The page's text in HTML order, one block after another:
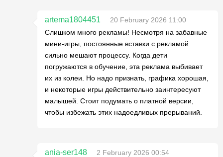
artema1804451
20 February 2026 11:00
Слишком много рекламы! Несмотря на забавные
мини-игры, постоянные вставки с рекламой
сильно мешают процессу. Когда дети
погружаются в обучение, эта реклама выбивает
их из колеи. Но надо признать, графика хорошая,
и некоторые игры действительно заинтересуют
малышей. Стоит подумать о платной версии,
чтобы избежать этих надоедливых прерываний.
ania-ser148
2 February 2026 00:54